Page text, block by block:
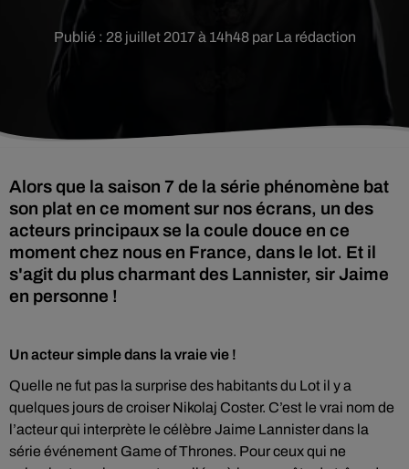
Publié : 28 juillet 2017 à 14h48 par La rédaction
Alors que la saison 7 de la série phénomène bat
son plat en ce moment sur nos écrans, un des
acteurs principaux se la coule douce en ce
moment chez nous en France, dans le lot. Et il
s'agit du plus charmant des Lannister, sir Jaime
en personne !
Un acteur simple dans la vraie vie !
Quelle ne fut pas la surprise des habitants du Lot il y a
quelques jours de croiser Nikolaj Coster. C’est le vrai nom de
l’acteur qui interprète le célèbre Jaime Lannister dans la
série événement Game of Thrones. Pour ceux qui ne